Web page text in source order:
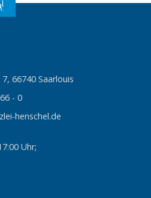
66740 Saarlouis
- 0
henschel.de
Uhr;